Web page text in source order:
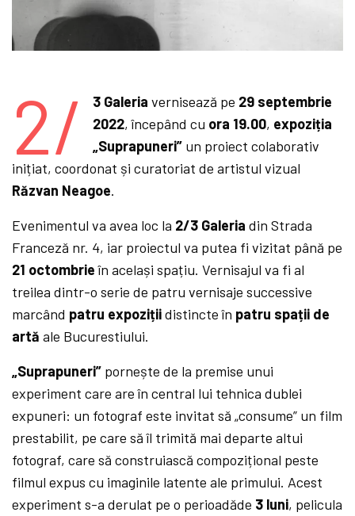
2/ 3 Galeria vernisează pe 29 septembrie
2022, începând cu ora 19.00, expoziția
„Suprapuneri”un proiect colaborativ
inițiat, coordonat și curatoriat de artistul vizual
Răzvan Neagoe.
Evenimentul va avea loc la 2/3 Galeria din Strada
Franceză nr. 4, iar proiectul va putea fi vizitat până pe
21 octombrieîn același spațiu. Vernisajul va fi al
treilea dintr-o serie de patru vernisaje successive
marcând patru expozițiidistincte în patru spații de
artă ale Bucurestiului.
„Suprapuneri” pornește de la premise unui
experiment care are în central lui tehnica dublei
expuneri: un fotograf este invitat să „consume” un film
prestabilit, pe care să îl trimită mai departe altui
fotograf, care să construiască compozițional peste
filmul expus cu imaginile latente ale primului. Acest
experiment s-a derulat pe o perioadăde 3 luni, pelicula